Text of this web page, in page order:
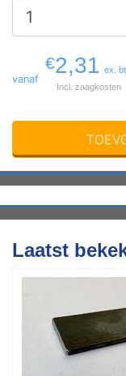
vanaf
€2,31 ex.
Incl. zaagkosten
Laatst